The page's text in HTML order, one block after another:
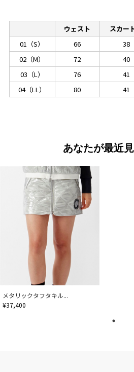
ウェスト スカー
01（S）
66 38
02（M）
72 40
03（L）
76 41
04（LL）
80 41
あなたが最近
メタリックタフタキル...
¥37,400